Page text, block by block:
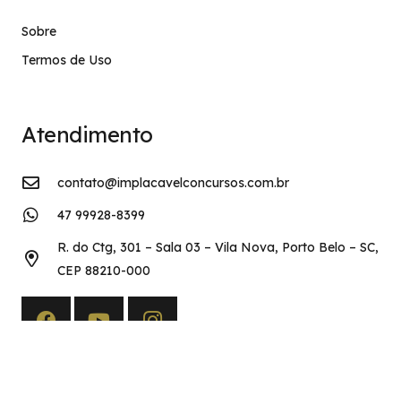
Sobre
Termos de Uso
Atendimento
contato@implacavelconcursos.com.br
47 99928-8399
R. do Ctg, 301 – Sala 03 – Vila Nova, Porto Belo – SC,
CEP 88210-000